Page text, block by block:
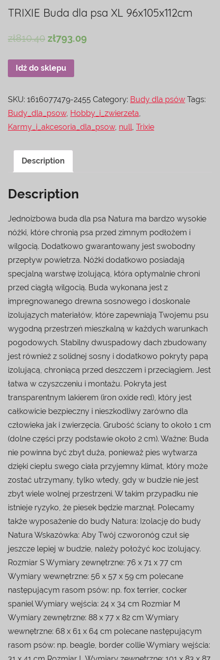
TRIXIE Buda dla psa XL 96x105x112cm
zł810.40 zł793.09
Idź do sklepu
SKU: 1616077479-2455 Category: Budy dla psów Tags:
Budy_dla_psow, Hobby_i_zwierzeta,
Karmy_i_akcesoria_dla_psow, null, Trixie
Description
Description
Jednoizbowa buda dla psa Natura ma bardzo wysokie
nóżki, które chronią psa przed zimnym podłożem i
wilgocią. Dodatkowo gwarantowany jest swobodny
przepływ powietrza. Nóżki dodatkowo posiadają
specjalną warstwę izolującą, która optymalnie chroni
przed ciągłą wilgocią. Buda wykonana jest z
impregnowanego drewna sosnowego i doskonale
izolujązych materiałów, które zapewniają Twojemu psu
wygodną przestrzeń mieszkalną w każdych warunkach
pogodowych. Stabilny dwuspadowy dach zbudowany
jest również z solidnej sosny i dodatkowo pokryty papą
izolującą, chroniącą przed deszczem i przeciągiem. Jest
łatwa w czyszczeniu i montażu. Pokryta jest
transparentnym lakierem (iron oxide red), który jest
całkowicie bezpieczny i nieszkodliwy zarówno dla
człowieka jak i zwierzęcia. Grubość ściany to około 1 cm
(dolne części przy podstawie około 2 cm). Ważne: Buda
nie powinna być zbyt duża, ponieważ pies wytwarza
dzięki ciepłu swego ciała przyjemny klimat, który może
zostać utrzymany, tylko wtedy, gdy w budzie nie jest
zbyt wiele wolnej przestrzeni. W takim przypadku nie
istnieje ryzyko, że piesek będzie marznął. Polecamy
także wyposażenie do budy Natura: Izolację do budy
Natura Wskazówka: Aby Twój czworonóg czuł się
jeszcze lepiej w budzie, należy położyć koc izolujący.
Rozmiar S Wymiary zewnętrzne: 76 x 71 x 77 cm
Wymiary wewnętrzne: 56 x 57 x 59 cm polecane
następującym rasom psów: np. fox terrier, cocker
spaniel Wymiary wejścia: 24 x 34 cm Rozmiar M
Wymiary zewnętrzne: 88 x 77 x 82 cm Wymiary
wewnętrzne: 68 x 61 x 64 cm polecane następującym
rasom psów: np. beagle, border collie Wymiary wejścia: